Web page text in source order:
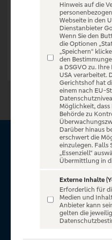
Zur Startseite
Über VR Entertain
für alle Kunden der
unserem einzigartigen Portal
atemberaubende Konzerte,
Fußball-Bundesliga sowie die
Hinweis auf die
Webseite in den
Dienstanbieter
Wenn Sie den
die Optionen
„Speichern“
den
a DSGVO zu.
USA verarbeitet.
Gerichtshof hat
einem nach EU-
Möglichkeit,
Behörde zu
Darüber hinaus
erschwert die
einzulegen. Falls
„Essenziell“
Übermittlung in
Externe Inhalte
Erforderlich für
Medien und
Anbieter kann
gelten die